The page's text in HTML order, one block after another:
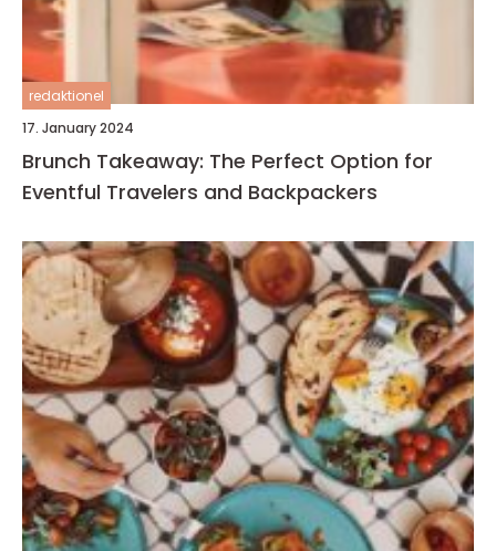
redaktionel
17. January 2024
Brunch Takeaway: The Perfect Option for
Eventful Travelers and Backpackers